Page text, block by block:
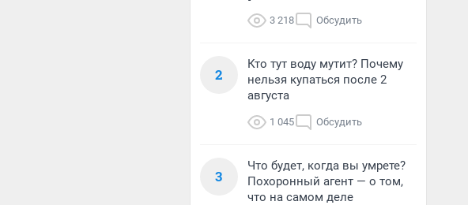
3 218 Обсудить
2
Кто тут воду мутит? Почему
нельзя купаться после 2
августа
1 045 Обсудить
3
Что будет, когда вы умрете?
Похоронный агент — о том,
что на самом деле